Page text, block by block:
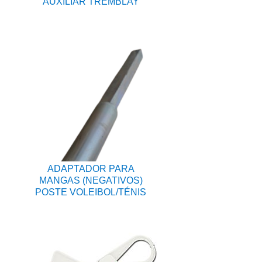
ADAPTADOR PARA
MANGAS (NEGATIVOS)
POSTE VOLEIBOL/TÉNIS